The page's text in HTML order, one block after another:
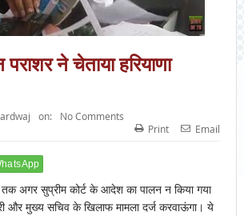
ने चेताया हरियाणा
on:
No Comments
Print
Email
तक अगर सुप्रीम कोर्ट के आदेश का पालन न किया गया
और मुख्य सचिव के खिलाफ मामला दर्ज करवाऊंगा। ये